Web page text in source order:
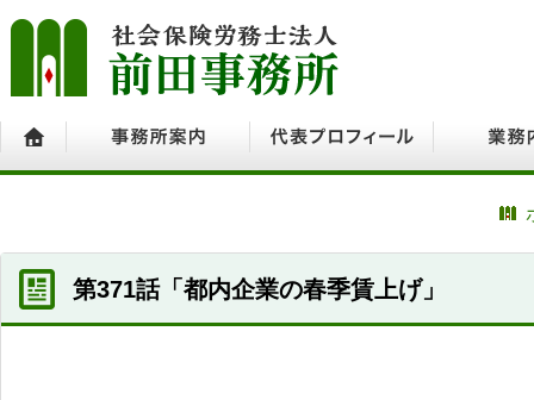
第371話「都内企業の春季賃上げ」